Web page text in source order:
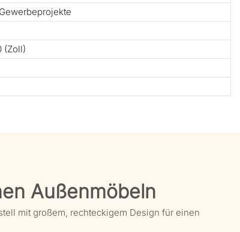
(Zoll)
Außenmöbeln
mit großem, rechteckigem Design für einen